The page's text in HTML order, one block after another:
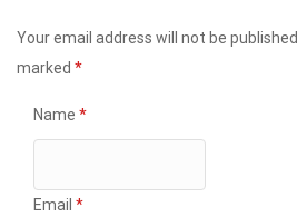
Your email address will not be published.
marked *
Name *
Email *